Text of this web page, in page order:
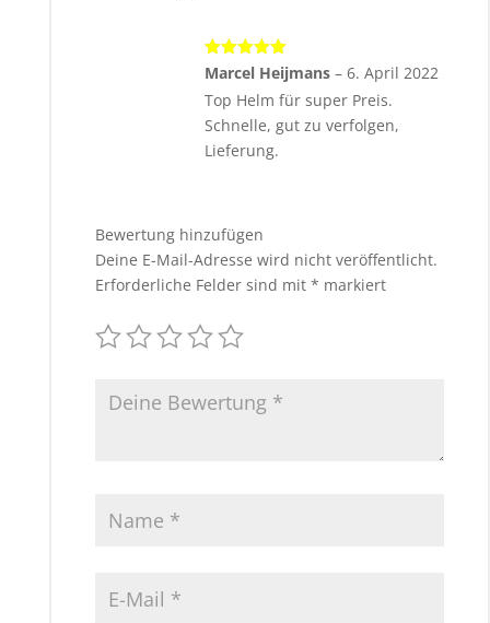
Bewertet
von 5
Marcel Heijmans – 6. April 2022
Top Helm für super Preis.
Schnelle, gut zu verfolgen,
Lieferung.
Bewertung hinzufügen
Deine E-Mail-Adresse wird nicht veröffentlicht.
Erforderliche Felder sind mit * markiert